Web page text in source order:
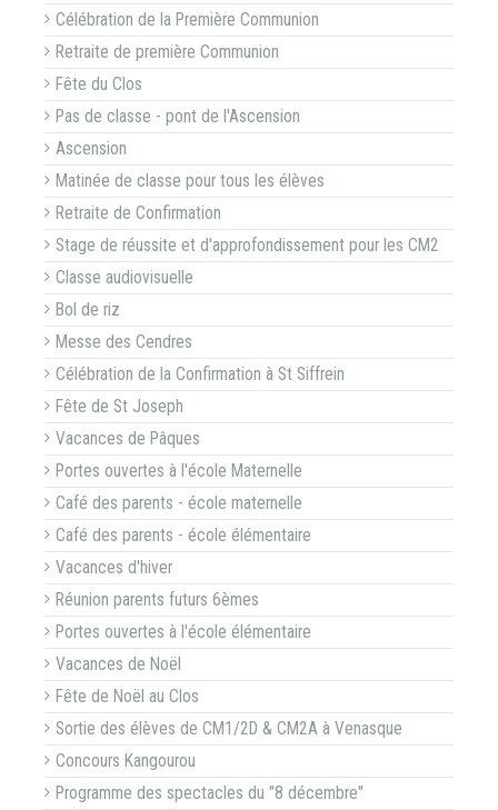
Célébration de la Première Communion
Retraite de première Communion
Fête du Clos
Pas de classe - pont de l'Ascension
Ascension
Matinée de classe pour tous les élèves
Retraite de Confirmation
Stage de réussite et d'approfondissement pour les CM2
Classe audiovisuelle
Bol de riz
Messe des Cendres
Célébration de la Confirmation à St Siffrein
Fête de St Joseph
Vacances de Pâques
Portes ouvertes à l'école Maternelle
Café des parents - école maternelle
Café des parents - école élémentaire
Vacances d'hiver
Réunion parents futurs 6èmes
Portes ouvertes à l'école élémentaire
Vacances de Noël
Fête de Noël au Clos
Sortie des élèves de CM1/2D & CM2A à Venasque
Concours Kangourou
Programme des spectacles du "8 décembre"